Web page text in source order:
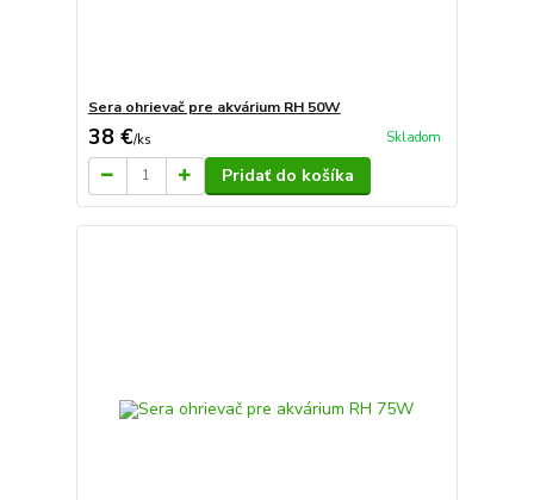
Sera ohrievač pre akvárium RH 50W
38 €/ks Skladom
Pridať do košíka